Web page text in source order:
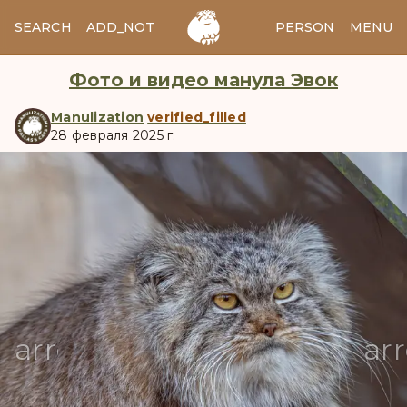
SEARCH ADD_NOTES ADD_IMAGE PERSON MENU
Фото и видео манула Эвок
Manulization verified_filled
28 февраля 2025 г.
arrow_back